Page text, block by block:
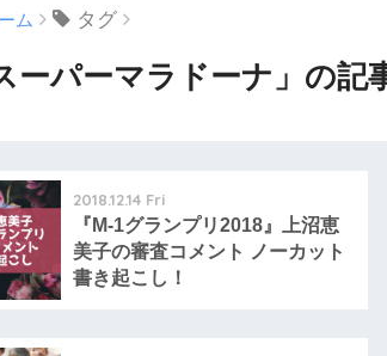
ム タグ
ーパーマラドーナ」の記
2018.12.14 Fri
『M-1グランプリ2018』上沼恵
美子の審査コメント ノーカット
書き起こし！